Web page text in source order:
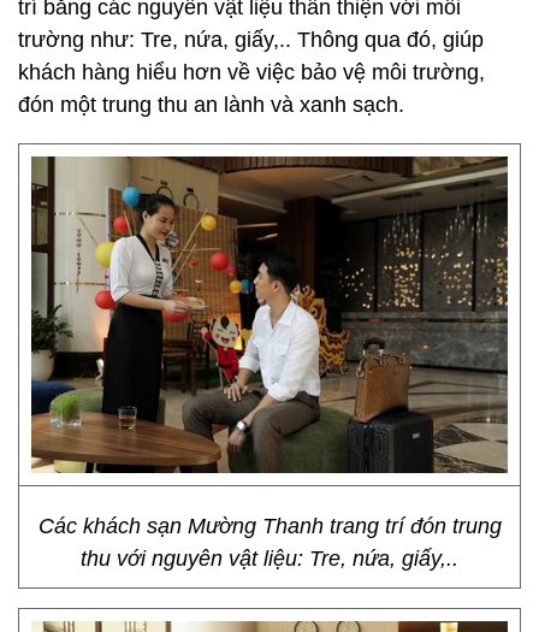
trí bằng các nguyên vật liệu thân thiện với môi
trường như: Tre, nứa, giấy,.. Thông qua đó, giúp
khách hàng hiểu hơn về việc bảo vệ môi trường,
đón một trung thu an lành và xanh sạch.
Các khách sạn Mường Thanh trang trí đón trung
thu với nguyên vật liệu: Tre, nứa, giấy,..